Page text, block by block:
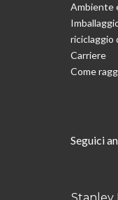
Ambiente
riciclaggio
Carriere
Come
Seguici